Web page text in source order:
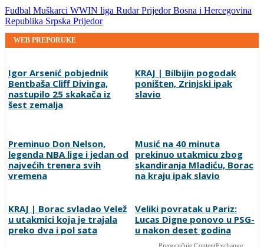
Fudbal Muškarci WWIN liga Rudar PrijedorBosna i Hercegovina
Republika Srpska Prijedor
WEB PREPORUKE
Bentbaša Cliff Divinga,
nastupilo 25 skakača iz
šest zemalja
poništen, Zrinjski ipak
slavio